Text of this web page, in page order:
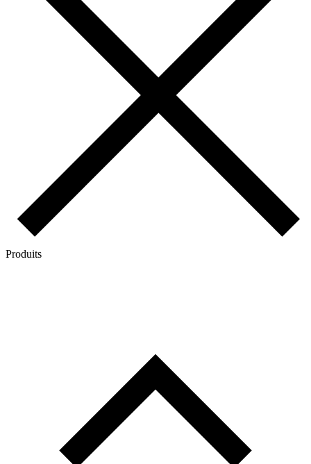
Produits